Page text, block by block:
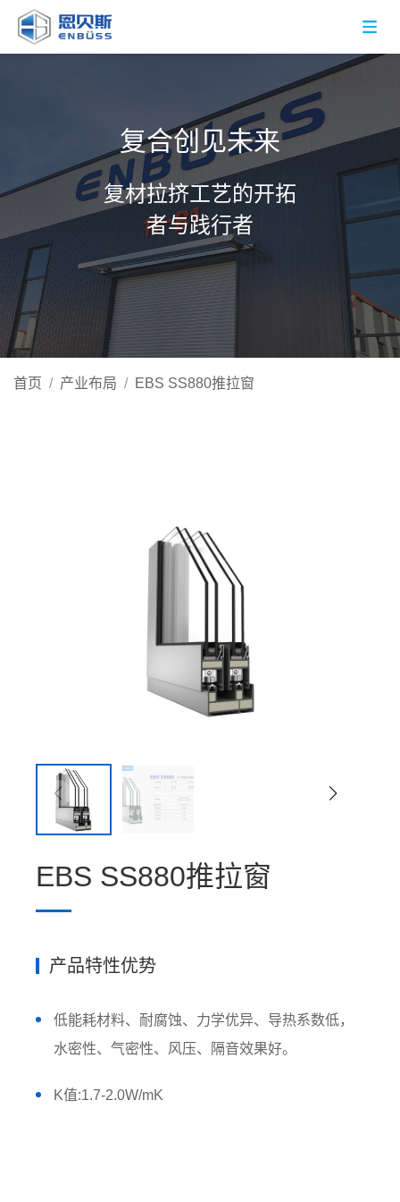
复合创见未来
复材拉挤工艺的开拓
者与践行者
首页 / 产业布局 / EBS SS880推拉窗
EBS SS880推拉窗
产品特性优势
低能耗材料、耐腐蚀、力学优异、导热系数低，
水密性、气密性、风压、隔音效果好。
K值:1.7-2.0W/mK